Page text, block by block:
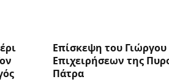
Επίσκεψη του
Επιχειρήσεων της
Πάτρα